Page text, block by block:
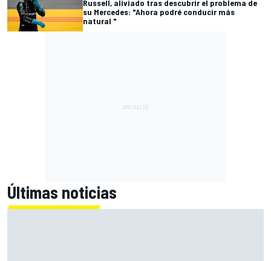
Russell, aliviado tras descubrir el problema de
su Mercedes: "Ahora podré conducir más
natural "
Últimas noticias